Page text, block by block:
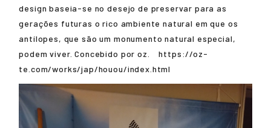
design baseia-se no desejo de preservar para as
gerações futuras o rico ambiente natural em que os
antílopes, que são um monumento natural especial,
podem viver. Concebido por oz. https://oz-
te.com/works/jap/houou/index.html